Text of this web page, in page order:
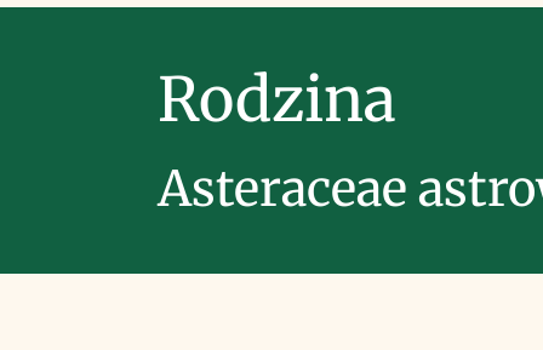
Rodzina
Asteraceae